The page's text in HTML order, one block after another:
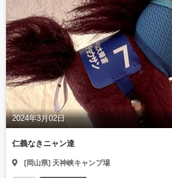
2024年3月02日
仁義なきニャン達
[岡山県] 天神峡キャンプ場